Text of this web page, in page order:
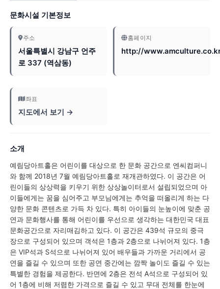
문화시설 기본정보
주소
서울특별시 강남구 언주
로 337 (역삼동)
홈페이지
http://
좌표
지도에서 보기 →
소개
예림당아트홀은 어린이를 대상으로 한 문화 공간으로 엔씨컴퍼니
와 함께 2018년 7월 예림당아트홀로 재개관하였다. 이 공간은 어
린이들의 상상력을 키우기 위한 상상놀이터로서 설립되었으며 아
이들에게는 꿈을 심어주고 부모님에게는 추억을 떠올리게 하는 다
양한 문화 콘텐츠로 가득 차 있다. 특히 아이들의 눈높이에 맞춘 공
연과 문화행사를 통해 어린이를 우선으로 생각하는 대한민국 대표
문화공간으로 자리매김하고 있다. 이 공간은 439석 규모의 중극
장으로 구성되어 있으며 객석은 1층과 2층으로 나뉘어져 있다. 1층
은 VIP석과 S석으로 나뉘어져 있어 배우들과 가까운 거리에서 공
연을 즐길 수 있으며 또한 공연 중간에는 깜짝 놀이도 즐길 수 있는
특별한 경험을 제공한다. 반면에 2층은 전석 A석으로 구성되어 있
어 1층에 비해 저렴한 가격으로 즐길 수 있고 무대 전체를 한눈에